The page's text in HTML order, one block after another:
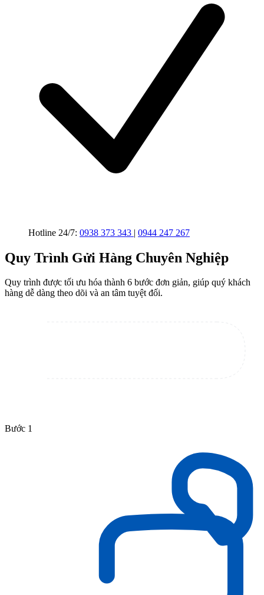
Hotline 24/7: 0938 373 343 | 0944 247 267
Quy Trình Gửi Hàng Chuyên Nghiệp
Quy trình được tối ưu hóa thành 6 bước đơn giản, giúp quý khách
hàng dễ dàng theo dõi và an tâm tuyệt đối.
Bước 1